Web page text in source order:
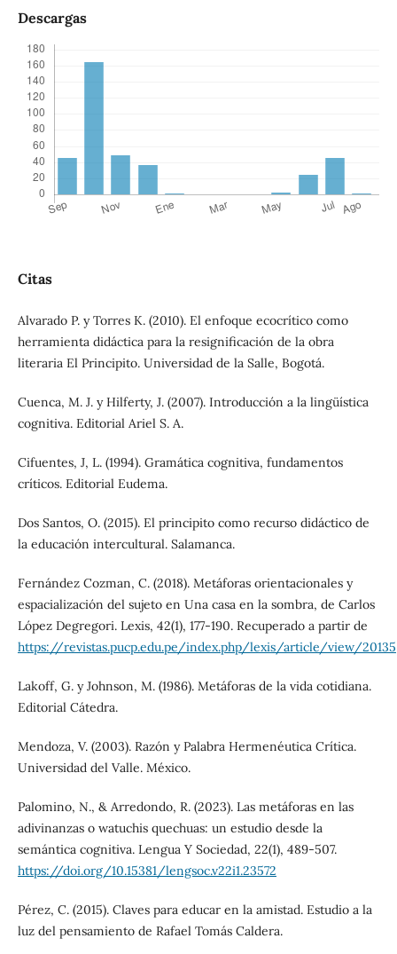
Descargas
Citas
Alvarado P. y Torres K. (2010). El enfoque ecocrítico como
herramienta didáctica para la resignificación de la obra
literaria El Principito. Universidad de la Salle, Bogotá.
Cuenca, M. J. y Hilferty, J. (2007). Introducción a la lingüística
cognitiva. Editorial Ariel S. A.
Cifuentes, J, L. (1994). Gramática cognitiva, fundamentos
críticos. Editorial Eudema.
Dos Santos, O. (2015). El principito como recurso didáctico de
la educación intercultural. Salamanca.
Fernández Cozman, C. (2018). Metáforas orientacionales y
espacialización del sujeto en Una casa en la sombra, de Carlos
López Degregori. Lexis, 42(1), 177-190. Recuperado a partir de
https://revistas.pucp.edu.pe/index.php/lexis/article/view/20135
Lakoff, G. y Johnson, M. (1986). Metáforas de la vida cotidiana.
Editorial Cátedra.
Mendoza, V. (2003). Razón y Palabra Hermenéutica Crítica.
Universidad del Valle. México.
Palomino, N., & Arredondo, R. (2023). Las metáforas en las
adivinanzas o watuchis quechuas: un estudio desde la
semántica cognitiva. Lengua Y Sociedad, 22(1), 489-507.
https://doi.org/10.15381/lengsoc.v22i1.23572
Pérez, C. (2015). Claves para educar en la amistad. Estudio a la
luz del pensamiento de Rafael Tomás Caldera.